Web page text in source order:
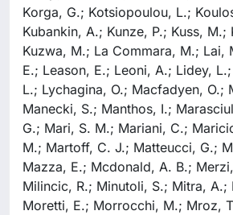
Korga, G.; Kotsiopoulou, L.;
Kubankin, A.; Kunze, P.; Kuss, M.;
Kuzwa, M.; La Commara, M.; Lai,
E.; Leason, E.; Leoni, A.; Lidey,
L.; Lychagina, O.; Macfadyen, O.;
Manecki, S.; Manthos, I.;
G.; Mari, S. M.; Mariani, C.;
M.; Martoff, C. J.; Matteucci, G.;
Mazza, E.; Mcdonald, A. B.;
Milincic, R.; Minutoli, S.; Mitra, A.;
Moretti, E.; Morrocchi, M.; Mroz,